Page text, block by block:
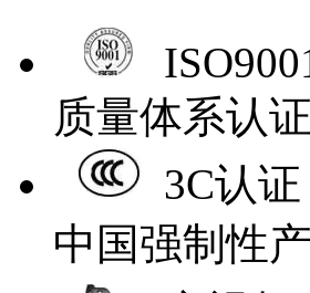
质量体系认证
3C认证
中国强制性